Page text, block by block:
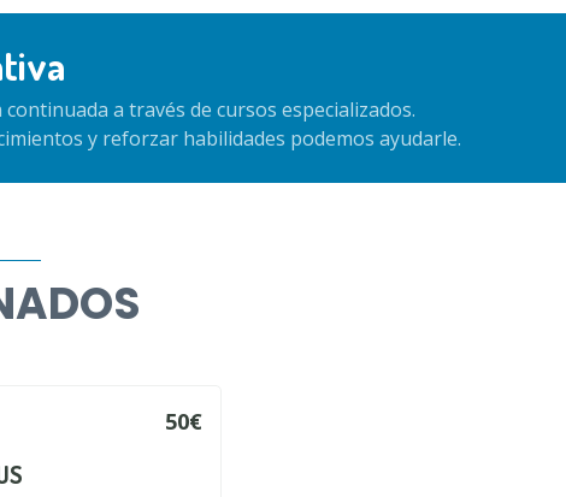
a través de cursos especializados.
y reforzar habilidades podemos ayudarle.
50€